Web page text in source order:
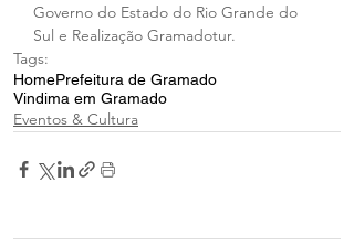
Governo do Estado do Rio Grande do
Sul e Realização Gramadotur.
Tags:
HomePrefeitura de Gramado
Vindima em Gramado
Eventos & Cultura